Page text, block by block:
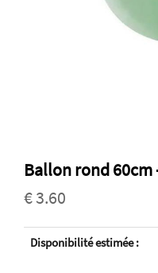
Ballon rond 60cm
€ 3.60
Disponibilité estimée :